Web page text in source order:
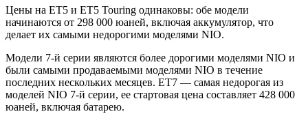
Цены на ET5 и ET5 Touring одинаковы: обе модели
начинаются от 298 000 юаней, включая аккумулятор, что
делает их самыми недорогими моделями NIO.
Модели 7-й серии являются более дорогими моделями NIO и
были самыми продаваемыми моделями NIO в течение
последних нескольких месяцев. ET7 — самая недорогая из
моделей NIO 7-й серии, ее стартовая цена составляет 428 000
юаней, включая батарею.